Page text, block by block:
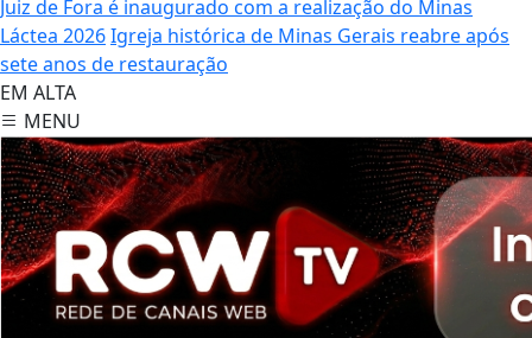
Juiz de Fora é inaugurado com a realização do Minas
Láctea 2026Igreja histórica de Minas Gerais reabre após
sete anos de restauração
EM ALTA
MENU